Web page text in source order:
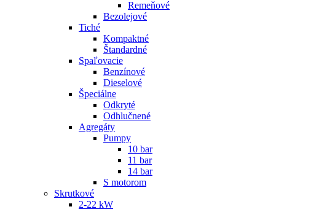
Remeňové
Bezolejové
Tiché
Kompaktné
Štandardné
Spaľovacie
Benzínové
Dieselové
Špeciálne
Odkryté
Odhlučnené
Agregáty
Pumpy
10 bar
11 bar
14 bar
S motorom
Skrutkové
2-22 kW